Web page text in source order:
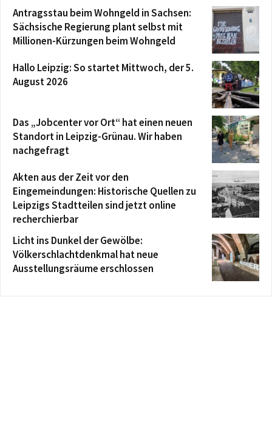
Antragsstau beim Wohngeld in Sachsen:
Sächsische Regierung plant selbst mit
Millionen-Kürzungen beim Wohngeld
Hallo Leipzig: So startet Mittwoch, der 5.
August 2026
Das „Jobcenter vor Ort“ hat einen neuen
Standort in Leipzig-Grünau. Wir haben
nachgefragt
Akten aus der Zeit vor den
Eingemeindungen: Historische Quellen zu
Leipzigs Stadtteilen sind jetzt online
recherchierbar
Licht ins Dunkel der Gewölbe:
Völkerschlachtdenkmal hat neue
Ausstellungsräume erschlossen